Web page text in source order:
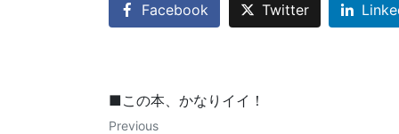
Facebook Twitter
■この本、かなりイイ！
Previous